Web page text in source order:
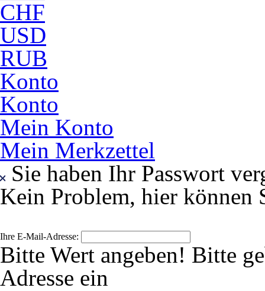
CHF
USD
RUB
Konto
Konto
Mein Konto
Mein Merkzettel
Sie haben Ihr Passwort
Kein Problem, hier können
Ihre E-Mail-Adresse:
Bitte Wert angeben! Bitte
Adresse ein